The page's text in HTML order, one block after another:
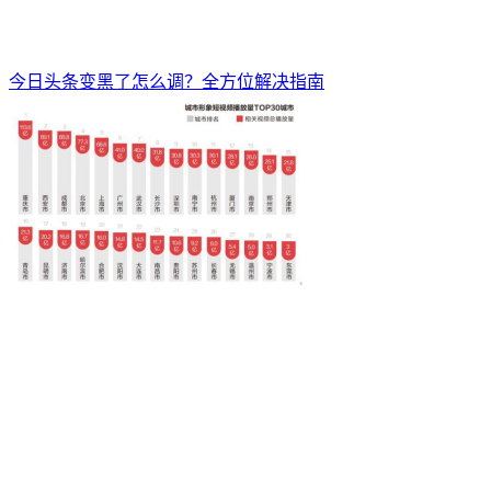
今日头条变黑了怎么调？全方位解决指南